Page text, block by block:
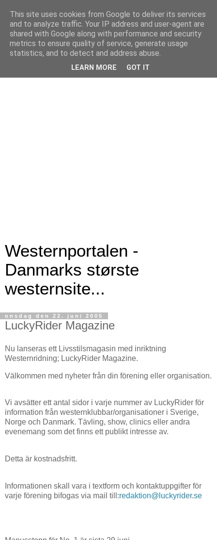
Westernportalen -
Danmarks største
westernsite...
onsdag den 22. juni 2005
LuckyRider Magazine
Nu lanseras ett Livsstilsmagasin med inriktning
Westernridning; LuckyRider Magazine.
Välkommen med nyheter från din förening eller organisation.
Vi avsätter ett antal sidor i varje nummer av LuckyRider för
information från westernklubbar/organisationer i Sverige,
Norge och Danmark. Tävling, show, clinics eller andra
evenemang som det finns ett publikt intresse av.
Detta är kostnadsfritt.
Informationen skall vara i textform och kontaktuppgifter för
varje förening bifogas via mail till:redaktion@luckyrider.se
This site uses cookies from Google to deliver its services
and to analyze traffic. Your IP address and user-agent are
shared with Google along with performance and security
metrics to ensure quality of service, generate usage
statistics, and to detect and address abuse.
LEARN MORE GOT IT